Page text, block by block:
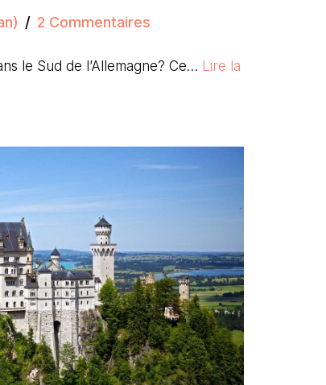
2 Commentaires
le Sud de l’Allemagne? Ce… Lire la